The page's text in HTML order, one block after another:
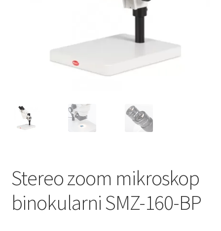
Stereo zoom mikroskop
binokularni SMZ-160-BP